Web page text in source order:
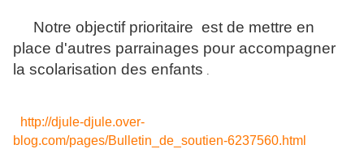
Notre objectif prioritaire est de mettre en
place d'autres parrainages pour accompagner
la scolarisation des enfants .
http://djule-djule.over-
blog.com/pages/Bulletin_de_soutien-6237560.html